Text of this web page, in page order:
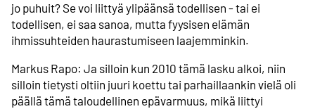
jo puhuit? Se voi liittyä ylipäänsä todellisen - tai ei
todellisen, ei saa sanoa, mutta fyysisen elämän
ihmissuhteiden haurastumiseen laajemminkin.
Markus Rapo: Ja silloin kun 2010 tämä lasku alkoi, niin
silloin tietysti oltiin juuri koettu tai parhaillaankin vielä oli
päällä tämä taloudellinen epävarmuus, mikä liittyi